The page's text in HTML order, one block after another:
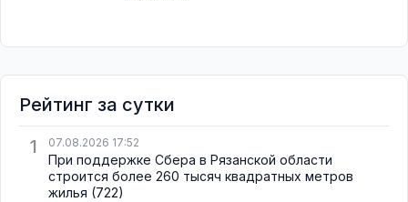
Рейтинг за сутки
1
07.08.2026 17:52
При поддержке Сбера в Рязанской области
строится более 260 тысяч квадратных метров
жилья (722)